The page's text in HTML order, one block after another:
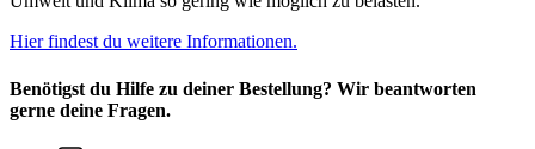
Hier findest du weitere Informationen.
Benötigst du Hilfe zu deiner Bestellung? Wir beantworten
gerne deine Fragen.